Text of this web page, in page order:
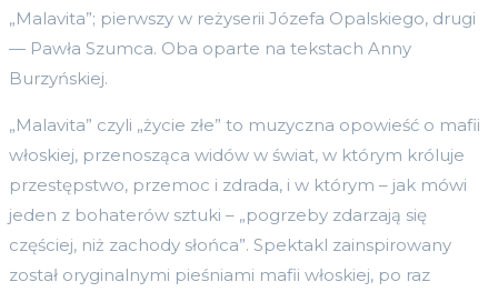
„Malavita”; pierwszy w reżyserii Józefa Opalskiego, drugi
— Pawła Szumca. Oba oparte na tekstach Anny
Burzyńskiej.
„Malavita” czyli „życie złe” to muzyczna opowieść o mafii
włoskiej, przenosząca widów w świat, w którym króluje
przestępstwo, przemoc i zdrada, i w którym – jak mówi
jeden z bohaterów sztuki – „pogrzeby zdarzają się
częściej, niż zachody słońca”. Spektakl zainspirowany
został oryginalnymi pieśniami mafii włoskiej, po raz